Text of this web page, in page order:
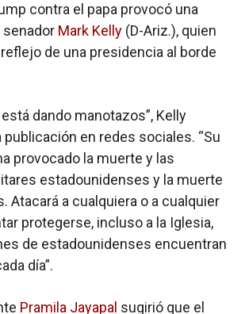
contra el papa provocó una
senador Mark Kelly (D-Ariz.), quien
de una presidencia al borde
está dando manotazos”, Kelly
publicación en redes sociales. “Su
provocado la muerte y las
estadounidenses y la muerte
Atacará a cualquiera o a cualquier
protegerse, incluso a la Iglesia,
de estadounidenses encuentran
día”.
Pramila Jayapal sugirió que el